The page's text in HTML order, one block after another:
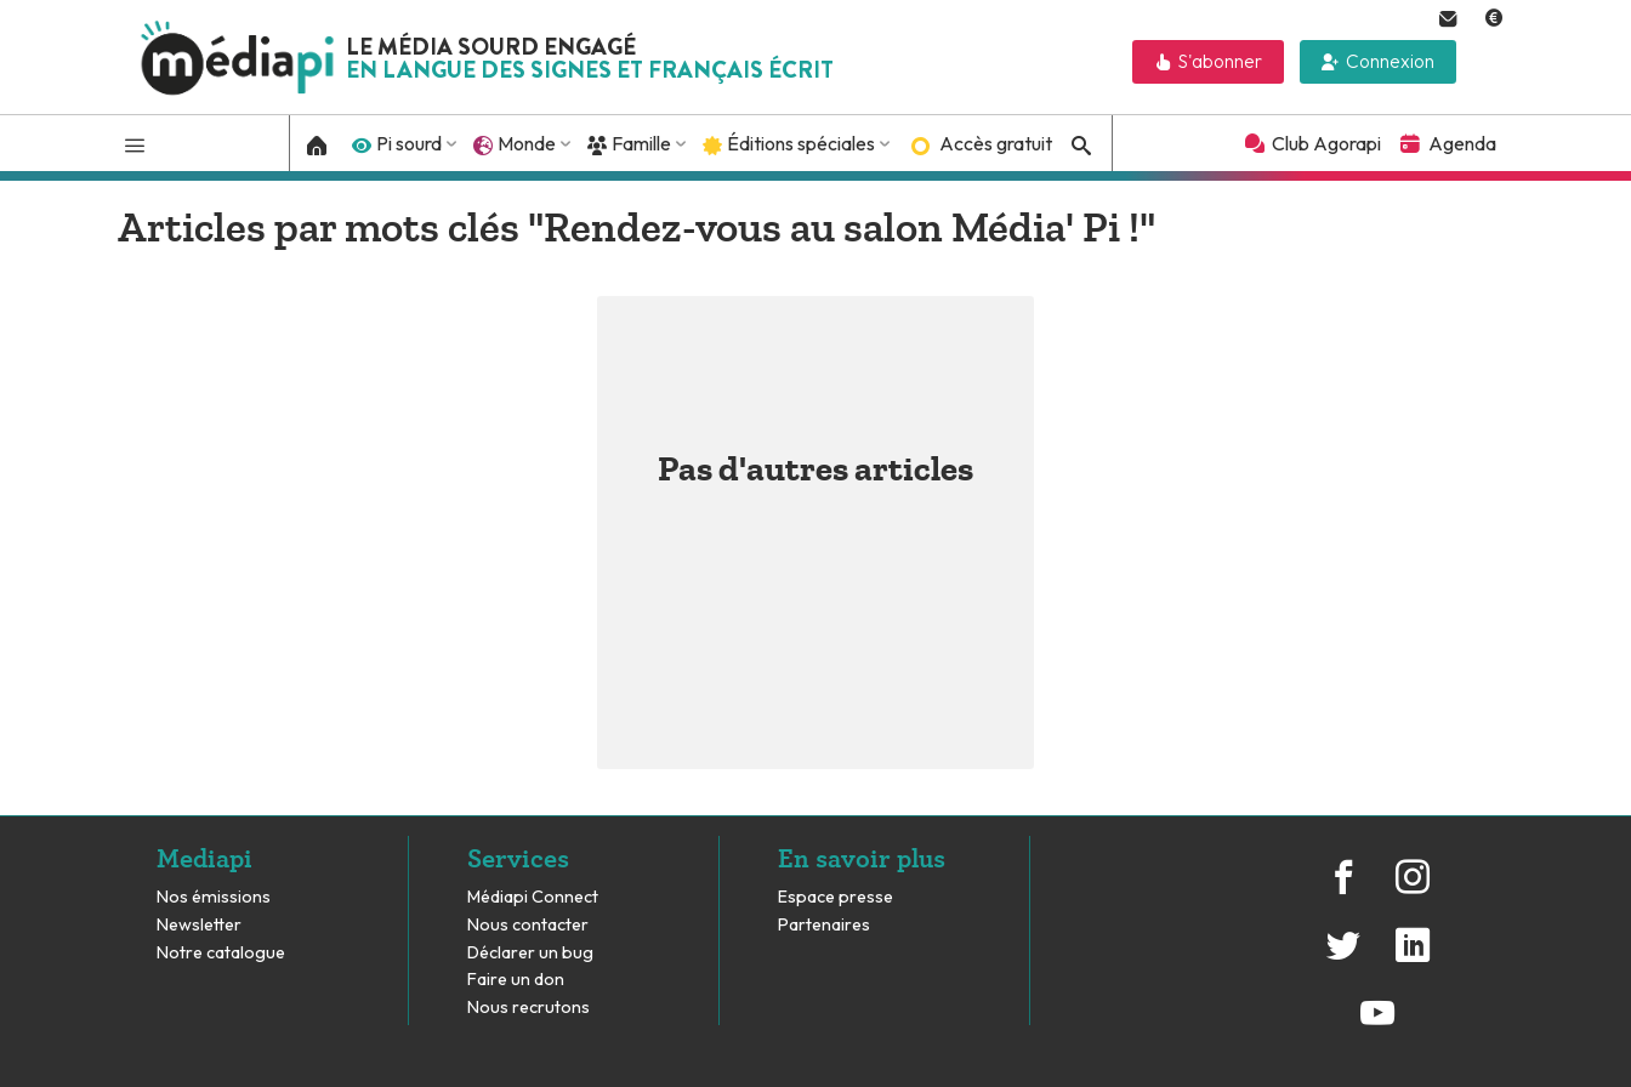
LE MÉDIA SOURD ENGAGÉ
EN LANGUE DES SIGNES ET FRANÇAIS ÉCRIT Connexion
S'abonner
Pi sourd Monde Famille Éditions spéciales Accès gratuit Club Agorapi Agenda
Articles par mots clés "Rendez-vous au salon Média' Pi !"
Pas d'autres articles
Mediapi
Nos émissions
Newsletter
Notre catalogue
Services
Médiapi Connect
Nous contacter
Déclarer un bug
Faire un don
Nous recrutons
En savoir plus
Espace presse
Partenaires